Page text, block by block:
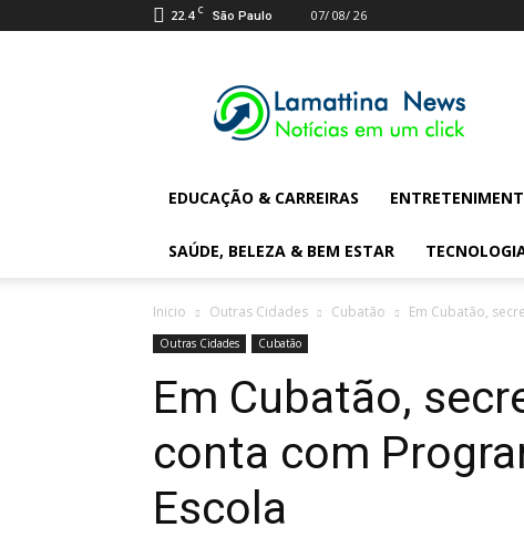
22.4 C São Paulo 07/ 08/ 26
Digital
News
EDUCAÇÃO & CARREIRAS
SAÚDE, BELEZA & BEM ESTAR
Inicio Outras Cidades Cubatão Em Cubatão,
Outras Cidades Cubatão
Em Cubatão,
conta com
Escola